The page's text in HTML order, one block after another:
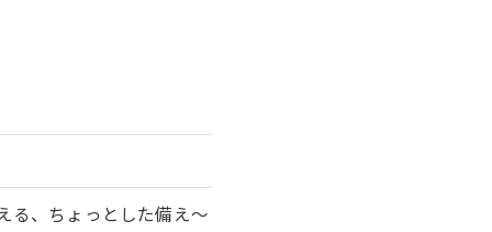
る、ちょっとした備え～